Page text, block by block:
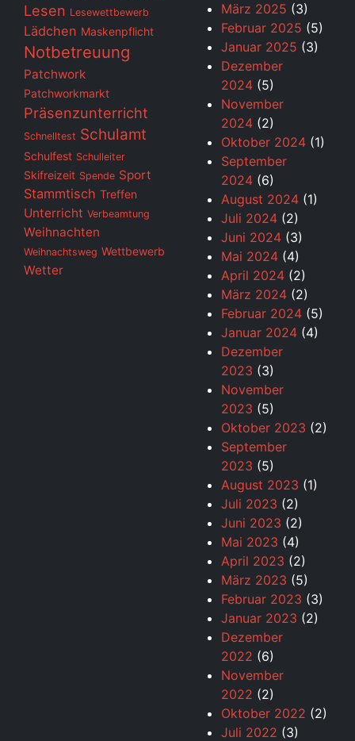
Lesen Lesewettbewerb
Lädchen Maskenpflicht
Notbetreuung
Patchwork
Patchworkmarkt
Präsenzunterricht
Schnelltest Schulamt
Schulfest Schulleiter
Skifreizeit Spende Sport
Stammtisch Treffen
Unterricht Verbeamtung
Weihnachten
Weihnachtsweg Wettbewerb
Wetter
März 2025 (3)
Februar 2025 (5)
Januar 2025 (3)
Dezember
2024 (5)
November
2024 (2)
Oktober 2024 (1)
September
2024 (6)
August 2024 (1)
Juli 2024 (2)
Juni 2024 (3)
Mai 2024 (4)
April 2024 (2)
März 2024 (2)
Februar 2024 (5)
Januar 2024 (4)
Dezember
2023 (3)
November
2023 (5)
Oktober 2023 (2)
September
2023 (5)
August 2023 (1)
Juli 2023 (2)
Juni 2023 (2)
Mai 2023 (4)
April 2023 (2)
März 2023 (5)
Februar 2023 (3)
Januar 2023 (2)
Dezember
2022 (6)
November
2022 (2)
Oktober 2022 (2)
Juli 2022 (3)